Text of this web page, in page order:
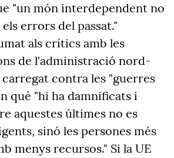
"un món interdependent no
errors del passat."
als crítics amb les
de l'administració nord-
contra les "guerres
què "hi ha damnificats i
aquestes últimes no es
sinó les persones més
menys recursos." Si la UE